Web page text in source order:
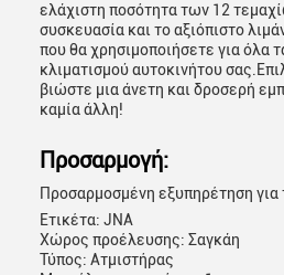
ελάχιστη ποσότητα των 12
συσκευασία και το αξιόπιστο
που θα χρησιμοποιήσετε για όλα
κλιματισμού αυτοκινήτου
βιώστε μια άνετη και δροσερή
καμία άλλη!
Προσαρμογή:
Προσαρμοσμένη εξυπηρέτηση για
Ετικέτα: JNA
Χώρος προέλευσης: Σαγκάη
Τύπος: Ατμιστήρας